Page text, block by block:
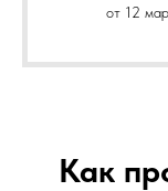
от 12
Как